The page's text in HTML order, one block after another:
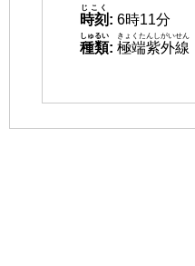
時刻
じこく
: 6時11分
種類
しゅるい
: 極端紫外線
きょくたんしがいせん